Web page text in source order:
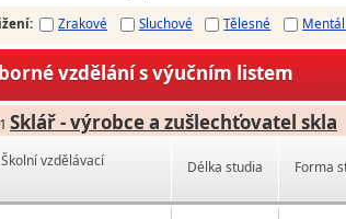
: Zrakové Sluchové Tělesné
vzdělání s výučním listem
Sklář - výrobce a zušlechťovatel skla
vzdělávací Délka studia Forma